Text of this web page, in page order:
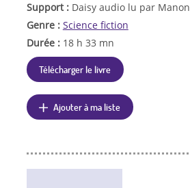
Support : Daisy audio lu par Manon
Genre : Science fiction
Durée : 18 h 33 mn
Télécharger le livre
Ajouter à ma liste